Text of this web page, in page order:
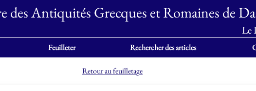
des Antiquités Grecques et Romaines de
Le
Feuilleter Rechercher des articles
Retour au feuilletage